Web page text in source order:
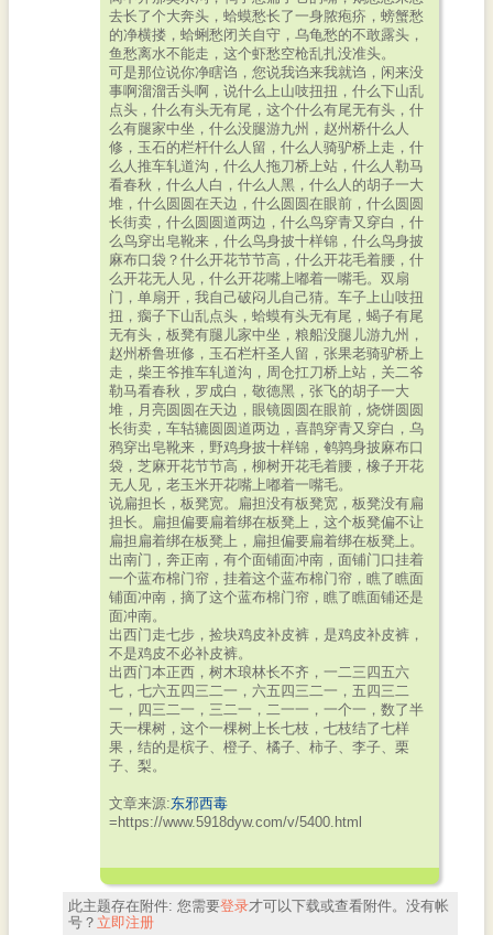
去长了个大奔头，蛤蟆愁长了一身脓疱疥，螃蟹愁
的净横搂，蛤蜊愁闭关自守，乌龟愁的不敢露头，
鱼愁离水不能走，这个虾愁空枪乱扎没准头。
可是那位说你净瞎诌，您说我诌来我就诌，闲来没
事啊溜溜舌头啊，说什么上山吱扭扭，什么下山乱
点头，什么有头无有尾，这个什么有尾无有头，什
么有腿家中坐，什么没腿游九州，赵州桥什么人
修，玉石的栏杆什么人留，什么人骑驴桥上走，什
么人推车轧道沟，什么人拖刀桥上站，什么人勒马
看春秋，什么人白，什么人黑，什么人的胡子一大
堆，什么圆圆在天边，什么圆圆在眼前，什么圆圆
长街卖，什么圆圆道两边，什么鸟穿青又穿白，什
么鸟穿出皂靴来，什么鸟身披十样锦，什么鸟身披
麻布口袋？什么开花节节高，什么开花毛着腰，什
么开花无人见，什么开花嘴上嘟着一嘴毛。双扇
门，单扇开，我自己破闷儿自己猜。车子上山吱扭
扭，瘸子下山乱点头，蛤蟆有头无有尾，蝎子有尾
无有头，板凳有腿儿家中坐，粮船没腿儿游九州，
赵州桥鲁班修，玉石栏杆圣人留，张果老骑驴桥上
走，柴王爷推车轧道沟，周仓扛刀桥上站，关二爷
勒马看春秋，罗成白，敬德黑，张飞的胡子一大
堆，月亮圆圆在天边，眼镜圆圆在眼前，烧饼圆圆
长街卖，车轱辘圆圆道两边，喜鹊穿青又穿白，乌
鸦穿出皂靴来，野鸡身披十样锦，鹌鹑身披麻布口
袋，芝麻开花节节高，柳树开花毛着腰，橡子开花
无人见，老玉米开花嘴上嘟着一嘴毛。
说扁担长，板凳宽。扁担没有板凳宽，板凳没有扁
担长。扁担偏要扁着绑在板凳上，这个板凳偏不让
扁担扁着绑在板凳上，扁担偏要扁着绑在板凳上。
出南门，奔正南，有个面铺面冲南，面铺门口挂着
一个蓝布棉门帘，挂着这个蓝布棉门帘，瞧了瞧面
铺面冲南，摘了这个蓝布棉门帘，瞧了瞧面铺还是
面冲南。
出西门走七步，捡块鸡皮补皮裤，是鸡皮补皮裤，
不是鸡皮不必补皮裤。
出西门本正西，树木琅林长不齐，一二三四五六
七，七六五四三二一，六五四三二一，五四三二
一，四三二一，三二一，二一一，一个一，数了半
天一棵树，这个一棵树上长七枝，七枝结了七样
果，结的是槟子、橙子、橘子、柿子、李子、栗
子、梨。
文章来源:东邪西毒
=https://www.5918dyw.com/v/5400.html
此主题存在附件: 您需要登录才可以下载或查看附件。没有帐
号？ 立即注册